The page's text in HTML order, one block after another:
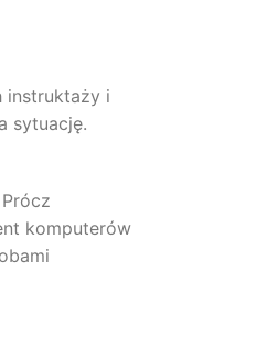
instruktaży i
sytuację.
Prócz
komputerów